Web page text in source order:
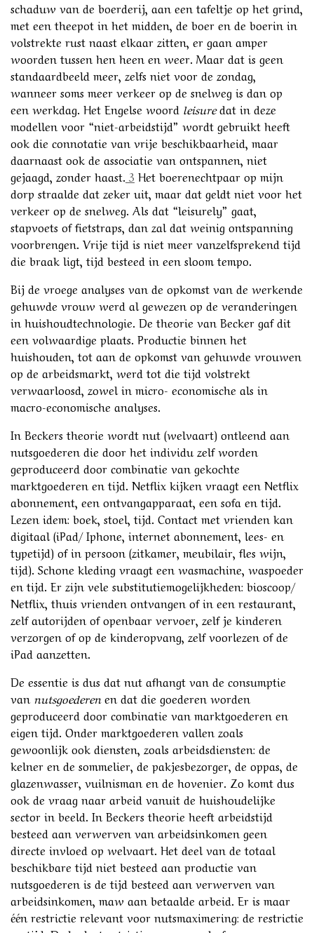
schaduw van de boerderij, aan een tafeltje op het grind,
met een theepot in het midden, de boer en de boerin in
volstrekte rust naast elkaar zitten, er gaan amper
woorden tussen hen heen en weer. Maar dat is geen
standaardbeeld meer, zelfs niet voor de zondag,
wanneer soms meer verkeer op de snelweg is dan op
een werkdag. Het Engelse woord leisuredat in deze
modellen voor “niet-arbeidstijd” wordt gebruikt heeft
ook die connotatie van vrije beschikbaarheid, maar
daarnaast ook de associatie van ontspannen, niet
gejaagd, zonder haast. 3 Het boerenechtpaar op mijn
dorp straalde dat zeker uit, maar dat geldt niet voor het
verkeer op de snelweg. Als dat “leisurely” gaat,
stapvoets of fietstraps, dan zal dat weinig ontspanning
voorbrengen. Vrije tijd is niet meer vanzelfsprekend tijd
die braak ligt, tijd besteed in een sloom tempo.
Bij de vroege analyses van de opkomst van de werkende
gehuwde vrouw werd al gewezen op de veranderingen
in huishoudtechnologie. De theorie van Becker gaf dit
een volwaardige plaats. Productie binnen het
huishouden, tot aan de opkomst van gehuwde vrouwen
op de arbeidsmarkt, werd tot die tijd volstrekt
verwaarloosd, zowel in micro- economische als in
macro-economische analyses.
In Beckers theorie wordt nut (welvaart) ontleend aan
nutsgoederen die door het individu zelf worden
geproduceerd door combinatie van gekochte
marktgoederen en tijd. Netflix kijken vraagt een Netflix
abonnement, een ontvangapparaat, een sofa en tijd.
Lezen idem: boek, stoel, tijd. Contact met vrienden kan
digitaal (iPad/ Iphone, internet abonnement, lees- en
typetijd) of in persoon (zitkamer, meubilair, fles wijn,
tijd). Schone kleding vraagt een wasmachine, waspoeder
en tijd. Er zijn vele substitutiemogelijkheden: bioscoop/
Netflix, thuis vrienden ontvangen of in een restaurant,
zelf autorijden of openbaar vervoer, zelf je kinderen
verzorgen of op de kinderopvang, zelf voorlezen of de
iPad aanzetten.
De essentie is dus dat nut afhangt van de consumptie
van nutsgoederenen dat die goederen worden
geproduceerd door combinatie van marktgoederen en
eigen tijd. Onder marktgoederen vallen zoals
gewoonlijk ook diensten, zoals arbeidsdiensten: de
kelner en de sommelier, de pakjesbezorger, de oppas, de
glazenwasser, vuilnisman en de hovenier. Zo komt dus
ook de vraag naar arbeid vanuit de huishoudelijke
sector in beeld. In Beckers theorie heeft arbeidstijd
besteed aan verwerven van arbeidsinkomen geen
directe invloed op welvaart. Het deel van de totaal
beschikbare tijd niet besteed aan productie van
nutsgoederen is de tijd besteed aan verwerven van
arbeidsinkomen, maw aan betaalde arbeid. Er is maar
één restrictie relevant voor nutsmaximering: de restrictie